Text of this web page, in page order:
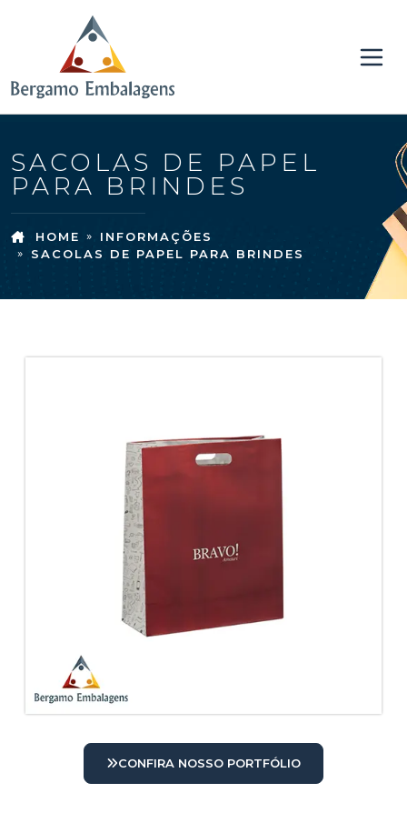
SACOLAS DE PAPEL
PARA BRINDES
HOME
INFORMAÇÕES
SACOLAS DE PAPEL PARA BRINDES
CONFIRA NOSSO PORTFÓLIO